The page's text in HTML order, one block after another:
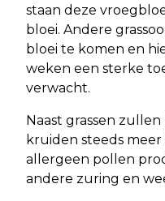
staan deze
bloei. Andere
bloei te komen en
weken een sterke
verwacht.
Naast grassen
kruiden steeds
allergeen pollen
andere zuring en